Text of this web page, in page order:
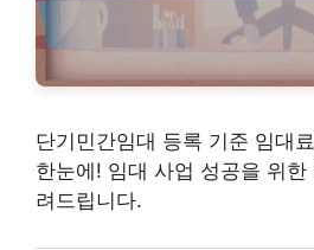
단기민간임대 등록 기준 임대
한눈에! 임대 사업 성공을 위
려드립니다.